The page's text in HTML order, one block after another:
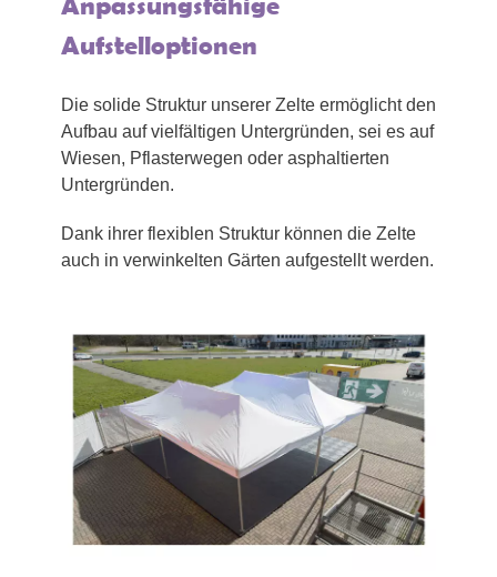
Aufstelloptionen
Die solide Struktur unserer Zelte ermöglicht den
Aufbau auf vielfältigen Untergründen, sei es auf
Wiesen, Pflasterwegen oder asphaltierten
Untergründen.
Dank ihrer flexiblen Struktur können die Zelte
auch in verwinkelten Gärten aufgestellt werden.